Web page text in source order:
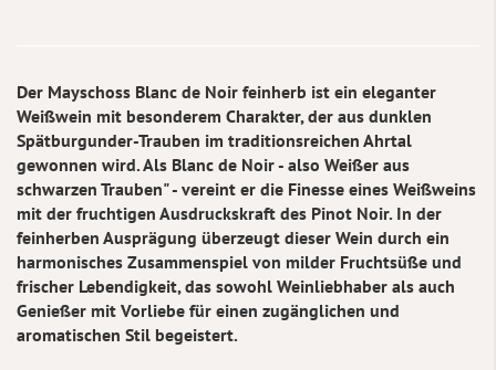
Der Mayschoss Blanc de Noir feinherb ist ein eleganter
Weißwein mit besonderem Charakter, der aus dunklen
Spätburgunder-Trauben im traditionsreichen Ahrtal
gewonnen wird. Als Blanc de Noir - also Weißer aus
schwarzen Trauben" - vereint er die Finesse eines Weißweins
mit der fruchtigen Ausdruckskraft des Pinot Noir. In der
feinherben Ausprägung überzeugt dieser Wein durch ein
harmonisches Zusammenspiel von milder Fruchtsüße und
frischer Lebendigkeit, das sowohl Weinliebhaber als auch
Genießer mit Vorliebe für einen zugänglichen und
aromatischen Stil begeistert.